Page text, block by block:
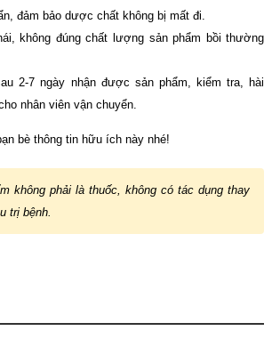
đảm bảo dược chất không bị mất đi.
không đúng chất lượng sản phẩm bồi thường
2-7 ngày nhận được sản phẩm, kiểm tra, hài
nhân viên vận chuyển.
bè thông tin hữu ích này nhé!
không phải là thuốc, không có tác dụng thay
trị bệnh.